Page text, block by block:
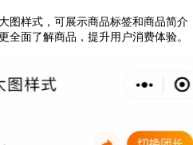
大图样式 ，可展示商品标签和商品简介
全面了解商品，提升用户消费体验。